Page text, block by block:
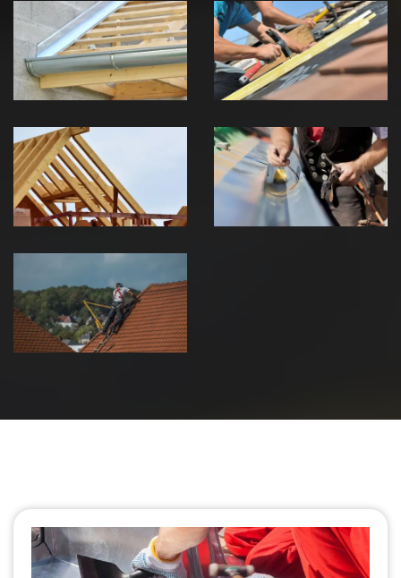
Pose de
Chéneau 39
Jura
Réparation de
toiture 39
Jura
Traitement de
charpente 39
Jura
Travaux de
zinguerie 39
Jura
Urgence fuite
de toiture 39
Jura